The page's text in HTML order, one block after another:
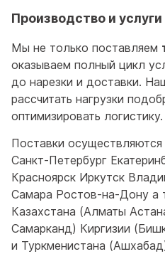
Производство и
Мы не только поставляем
оказываем полный цикл
до нарезки и доставки.
рассчитать нагрузки
оптимизировать логистику.
Поставки
Санкт-Петербург
Красноярск Иркутск
Самара Ростов-на-Дону а
Казахстана (Алматы
Самарканд) Киргизии
и Туркменистана